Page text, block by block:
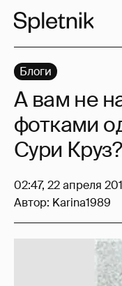
Блоги
А вам не
фотками
Сури
02:47, 22 апреля
Автор: Karina1989